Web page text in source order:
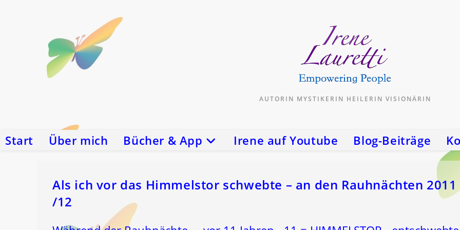
AUTORIN MYSTIKERIN HEILERIN VISIONÄRIN
Start Über mich Bücher & App Irene auf Youtube Blog-Beiträge
Als ich vor das Himmelstor schwebte – an den Rauhnächten 2011
/12